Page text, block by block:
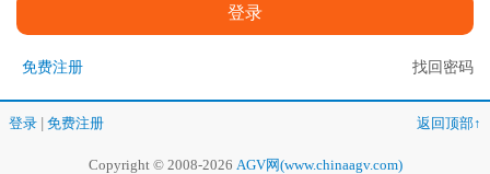
免费注册 找回密码
登录 免费注册 返回顶部↑
Copyright © 2008-2026 AGV网(www.chinaagv.com)